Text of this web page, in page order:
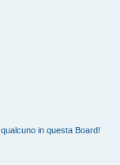
in questa Board!